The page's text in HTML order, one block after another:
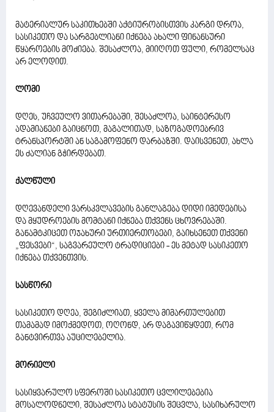
მატერიალურ საკითხებში აქტიურობისთვის კარგი დროა,
სასიკეთო და სარგებლიანი იქნება ახალი ფინანსური
წყაროების მოძიება. შესაძლოა, მიიღოთ ფული, რომელსაც
არ ელოდით.
ლომი
დღეს, უჩვეულო ვითარებაში, შესაძლოა, საინტერესო
ადამიანები გაიცნოთ, მაგალითად, საზოგადოებრივ
ტრანსპორტში ან საგამოფენო დარბაზში. დაისვენეთ, ახლა
ეს ძალიან გჭირდებათ.
ქალწული
დღევანდელი ვარსკვლავების განლაგება დიდი იმედებისა
და მყუდროების მომტანი იქნება თქვენს ცხოვრებაში.
განამტკიცეთ ოჯახური ურთიერთობები, გაიხსენეთ თქვენი
„ფესვები“, საგვარეულო ტრადიციები - ეს მეტად სასიკეთო
იქნება თქვენთვის.
სასწორი
სასიკეთო დღეა, შეგიძლიათ, ყველა მიმართულებით
თამამად იმოქმედოთ, ოღონდ, არ დაგავიწყდეთ, რომ
განტვირთვა აუცილებელია.
მორიელი
სასიყვარულო სფეროში სასიკეთო ცვლილებებია
მოსალოდნელი, შესაძლოა სტატუსის შეცვლა, სასიხარულო